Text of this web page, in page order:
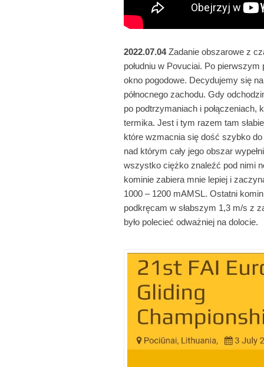
2022.07.04Zadanie obszarowe z
południu w Povuciai. Po
okno pogodowe. Decydujemy się
północnego zachodu. Gdy
po podtrzymaniach i
termika. Jest i tym razem tam
które wzmacnia się dość szybko
nad którym cały jego obszar
wszystko ciężko znaleźć pod nimi
kominie zabiera mnie lepiej i
1000 – 1200 mAMSL. Ostatni
podkręcam w słabszym 1,3 m/s z
było polecieć odważniej na dolocie.